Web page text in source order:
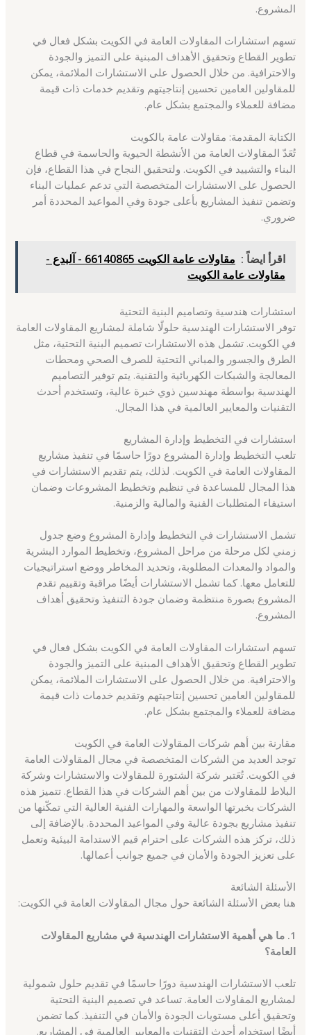
المشروع.
تسهم استشارات المقاولات العامة في الكويت بشكل فعال في
تطوير القطاع وتحقيق الأهداف المبنية على التميز والجودة
والاحترافية. من خلال الحصول على الاستشارات الملائمة، يمكن
للمقاولين العامين تحسين إنتاجيتهم وتقديم خدمات ذات قيمة
مضافة للعملاء والمجتمع بشكل عام.
الكتابة المقدمة: مقاولات عامة بالكويت
تُعَدّ المقاولات العامة من الأنشطة الحيوية والحاسمة في قطاع
البناء والتشييد في الكويت. ولتحقيق النجاح في هذا القطاع، فإن
الحصول على الاستشارات المتخصصة التي تدعم عمليات البناء
وتضمن تنفيذ المشاريع بأعلى جودة وفي المواعيد المحددة أمر
ضروري.
اقرأ ايضاً :
مقاولات عامة الكويت 66140865 - آلبدع -
مقاولات عامة الكويت
استشارات هندسية وتصاميم البنية التحتية
توفر الاستشارات الهندسية حلولًا شاملة لمشاريع المقاولات العامة
في الكويت. تشمل هذه الاستشارات تصميم البنية التحتية، مثل
الطرق والجسور والمباني التحتية للصرف الصحي ومحطات
المعالجة والشبكات الكهربائية والتقنية. يتم توفير التصاميم
الهندسية بواسطة مهندسين ذوي خبرة عالية، وتستخدم أحدث
التقنيات والمعايير العالمية في هذا المجال.
استشارات في التخطيط وإدارة المشاريع
تلعب التخطيط وإدارة المشروع دورًا حاسمًا في تنفيذ مشاريع
المقاولات العامة في الكويت. لذلك، يتم تقديم الاستشارات في
هذا المجال للمساعدة في تنظيم وتخطيط المشروعات وضمان
استيفاء المتطلبات الفنية والمالية والزمنية.
تشمل الاستشارات في التخطيط وإدارة المشروع وضع جدول
زمني لكل مرحلة من مراحل المشروع، وتخطيط الموارد البشرية
والمواد والمعدات المطلوبة، وتحديد المخاطر ووضع استراتيجيات
للتعامل معها. كما تشمل الاستشارات أيضًا مراقبة وتقييم تقدم
المشروع بصورة منتظمة وضمان جودة التنفيذ وتحقيق أهداف
المشروع.
تسهم استشارات المقاولات العامة في الكويت بشكل فعال في
تطوير القطاع وتحقيق الأهداف المبنية على التميز والجودة
والاحترافية. من خلال الحصول على الاستشارات الملائمة، يمكن
للمقاولين العامين تحسين إنتاجيتهم وتقديم خدمات ذات قيمة
مضافة للعملاء والمجتمع بشكل عام.
مقارنة بين أهم شركات المقاولات العامة في الكويت
توجد العديد من الشركات المتخصصة في مجال المقاولات العامة
في الكويت. تُعَتبر شركة الشتورة للمقاولات والاستشارات وشركة
البلاط للمقاولات من بين أهم الشركات في هذا القطاع. تتميز هذه
الشركات بخبرتها الواسعة والمهارات الفنية العالية التي تمكّنها من
تنفيذ مشاريع بجودة عالية وفي المواعيد المحددة. بالإضافة إلى
ذلك، تركز هذه الشركات على احترام قيم الاستدامة البيئية وتعمل
على تعزيز الجودة والأمان في جميع جوانب أعمالها.
الأسئلة الشائعة
هنا بعض الأسئلة الشائعة حول مجال المقاولات العامة في الكويت:
1. ما هي أهمية الاستشارات الهندسية في مشاريع المقاولات
العامة؟
تلعب الاستشارات الهندسية دورًا حاسمًا في تقديم حلول شمولية
لمشاريع المقاولات العامة. تساعد في تصميم البنية التحتية
وتحقيق أعلى مستويات الجودة والأمان في التنفيذ. كما تضمن
أيضًا استخدام أحدث التقنيات والمعايير العالمية في المشاريع.